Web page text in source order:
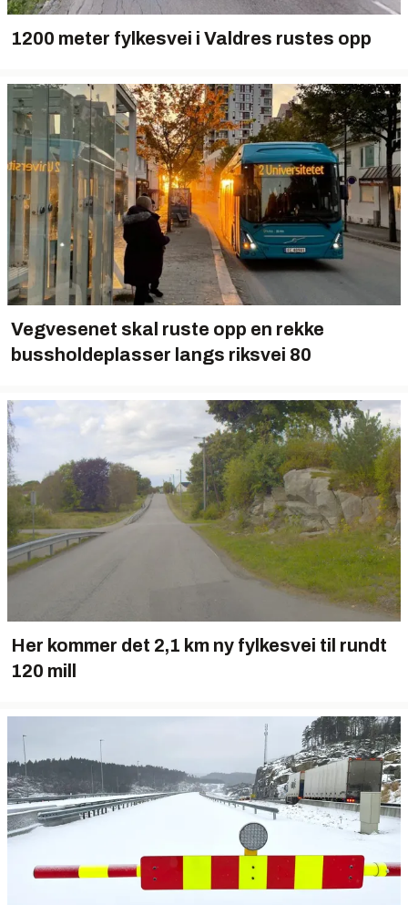
1200 meter fylkesvei i Valdres rustes opp
Vegvesenet skal ruste opp en rekke
bussholdeplasser langs riksvei 80
Her kommer det 2,1 km ny fylkesvei til rundt
120 mill